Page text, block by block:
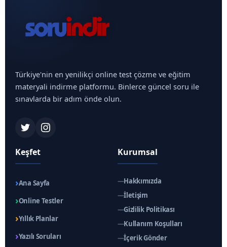
Türkiye'nin en yenilikçi online test çözme ve eğitim
materyali indirme platformu. Binlerce güncel soru ile
sınavlarda bir adım önde olun.
Keşfet
›Ana Sayfa
›Online Testler
›Yıllık Planlar
›Yazılı Soruları
Kurumsal
—Hakkımızda
—İletişim
—Gizlilik Politikası
—Kullanım Koşulları
—İçerik Gönder